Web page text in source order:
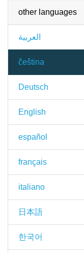
other languages
العربية
čeština
Deutsch
English
español
français
italiano
日本語
한국어